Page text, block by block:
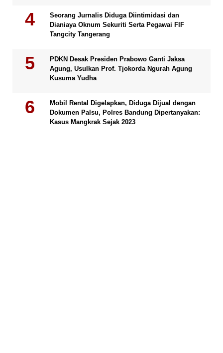
Seorang Jurnalis Diduga Diintimidasi dan
Dianiaya Oknum Sekuriti Serta Pegawai FIF
Tangcity Tangerang
PDKN Desak Presiden Prabowo Ganti Jaksa
Agung, Usulkan Prof. Tjokorda Ngurah Agung
Kusuma Yudha
Mobil Rental Digelapkan, Diduga Dijual dengan
Dokumen Palsu, Polres Bandung Dipertanyakan:
Kasus Mangkrak Sejak 2023